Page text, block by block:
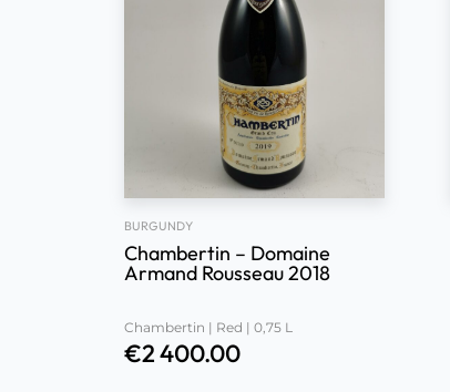
BURGUNDY
Chambertin – Domaine
Armand Rousseau 2018
Chambertin | Red | 0,75 L
€2 400.00